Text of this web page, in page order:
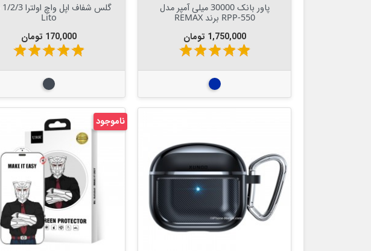
پاور بانک 30000 میلی آمپر مدل
RPP-550 برند REMAX
قیمت
1,750,000 تومان
star
star
star
star
star
آبی تیره
Lito
قیمت
170,000 تومان
star
star
star
star
star
مشکی
ناموجود